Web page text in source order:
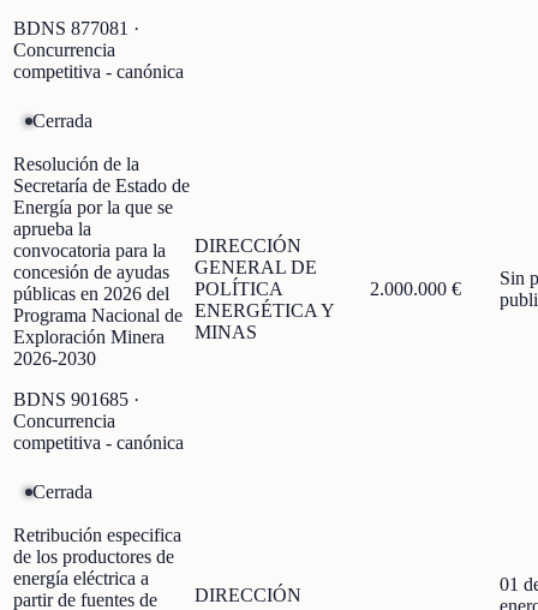
BDNS 877081 ·
Concurrencia
competitiva - canónica
Cerrada
Resolución de la
Secretaría de Estado de
Energía por la que se
aprueba la
convocatoria para la
concesión de ayudas
públicas en 2026 del
Programa Nacional de
Exploración Minera
2026-2030
BDNS 901685 ·
Concurrencia
competitiva - canónica
DIRECCIÓN
GENERAL DE
POLÍTICA
ENERGÉTICA Y
MINAS
2.000.000 €
Sin
Cerrada
Retribución especifica
de los productores de
energía eléctrica a
partir de fuentes de
DIRECCIÓN
01